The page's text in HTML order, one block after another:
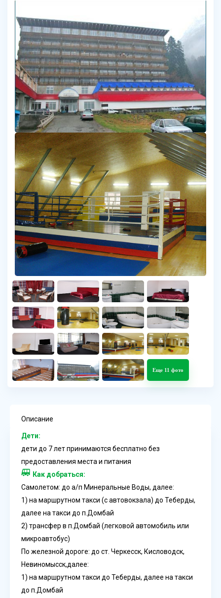
Еще 11 фото
Описание
Дети:
дети до 7 лет принимаются бесплатно без
предоставления места и питания
Как добраться:
Самолетом: до а/п Минеральные Воды, далее:
1) на маршрутном такси (с автовокзала) до Теберды,
далее на такси до п.Домбай
2) трансфер в п.Домбай (легковой автомобиль или
микроавтобус)
По железной дороге: до ст. Черкесск, Кисловодск,
Невиномысск,далее:
1) на маршрутном такси до Теберды, далее на такси
до п.Домбай